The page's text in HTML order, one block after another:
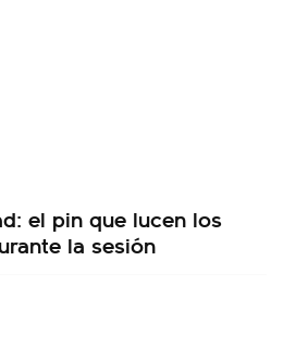
el pin que lucen los
la sesión